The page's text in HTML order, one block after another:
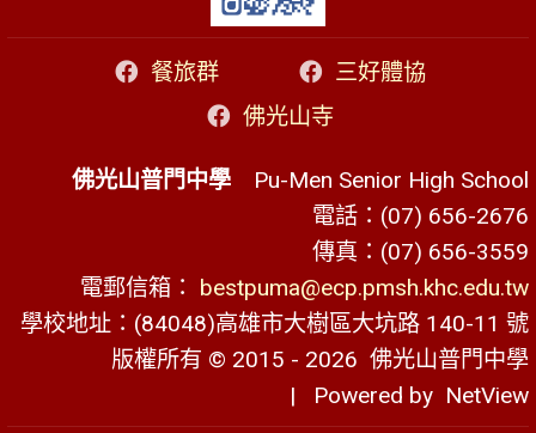
餐旅群
三好體協
佛光山寺
佛光山普門中學 Pu-Men Senior High School
電話：(07) 656-2676
傳真：(07) 656-3559
電郵信箱： bestpuma@ecp.pmsh.khc.edu.tw
學校地址：(84048)高雄市大樹區大坑路 140-11 號
版權所有 © 2015 - 2026 佛光山普門中學
| Powered by NetView